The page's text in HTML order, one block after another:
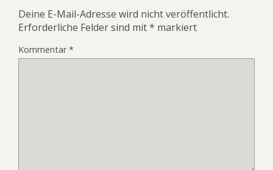
Deine E-Mail-Adresse wird nicht veröffentlicht.
Erforderliche Felder sind mit* markiert
Kommentar*